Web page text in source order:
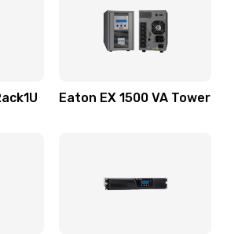
Eaton EX 1500 VA Tower